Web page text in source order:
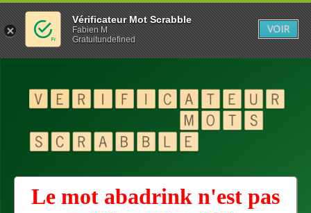
Le mot abadrink n'est pas
Vérificateur Mot Scrabble
Fabien M
Gratuitundefined
VOIR